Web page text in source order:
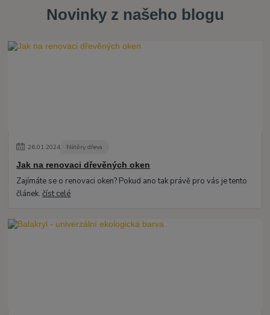
Novinky z našeho blogu
26.01.2024 Nátěry dřeva
Jak na renovaci dřevěných oken
Zajímáte se o renovaci oken? Pokud ano tak právě pro vás je tento
článek.číst celé